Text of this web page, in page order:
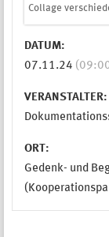
Collage
DATUM:
07.11.24
VERANSTALTER:
ORT:
Gedenk- und